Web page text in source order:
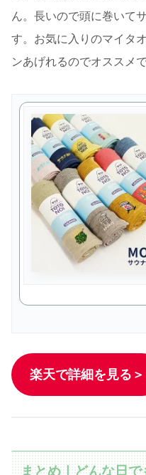
ん。長いので頭に巻いて
す。お気に入りのマイタ
ンあげれるのでオススメで
楽天で詳細を見る＞
まとめ｜どんな日